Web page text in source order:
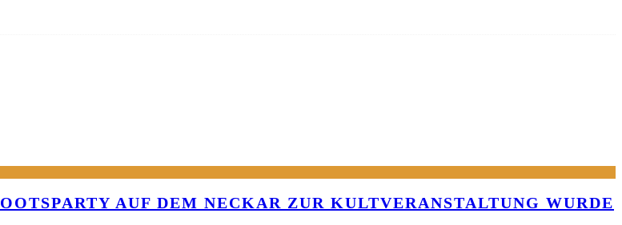
AUF DEM NECKAR ZUR KULTVERANSTALTUNG WURDE